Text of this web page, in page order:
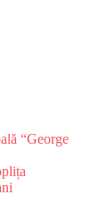
“George